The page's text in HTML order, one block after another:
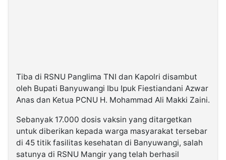
Tiba di RSNU Panglima TNI dan Kapolri disambut
oleh Bupati Banyuwangi Ibu Ipuk Fiestiandani Azwar
Anas dan Ketua PCNU H. Mohammad Ali Makki Zaini.
Sebanyak 17.000 dosis vaksin yang ditargetkan
untuk diberikan kepada warga masyarakat tersebar
di 45 titik fasilitas kesehatan di Banyuwangi, salah
satunya di RSNU Mangir yang telah berhasil